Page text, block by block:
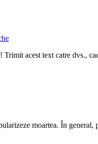
Trimit acest text catre dvs.,
moartea. În general,